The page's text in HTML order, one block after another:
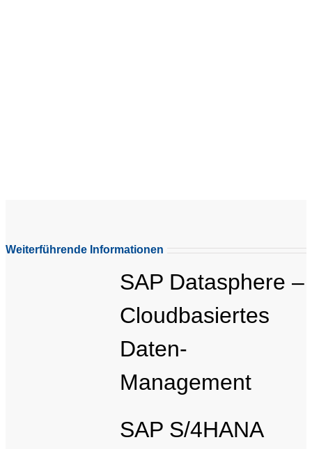
Weiterführende Informationen
SAP Datasphere –
Cloudbasiertes
Daten-
Management
SAP S/4HANA